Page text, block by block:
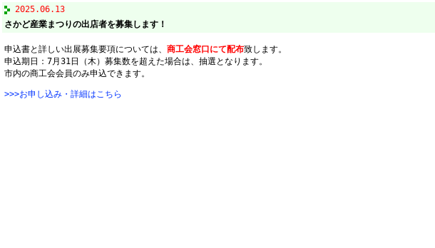
2025.06.13
さかど産業まつりの出店者を募集します！
申込書と詳しい出展募集要項については、 商工会窓口にて配布致します。
申込期日：7月31日（木）募集数を超えた場合は、抽選となります。
市内の商工会会員のみ申込できます。
>>>お申し込み・詳細はこちら